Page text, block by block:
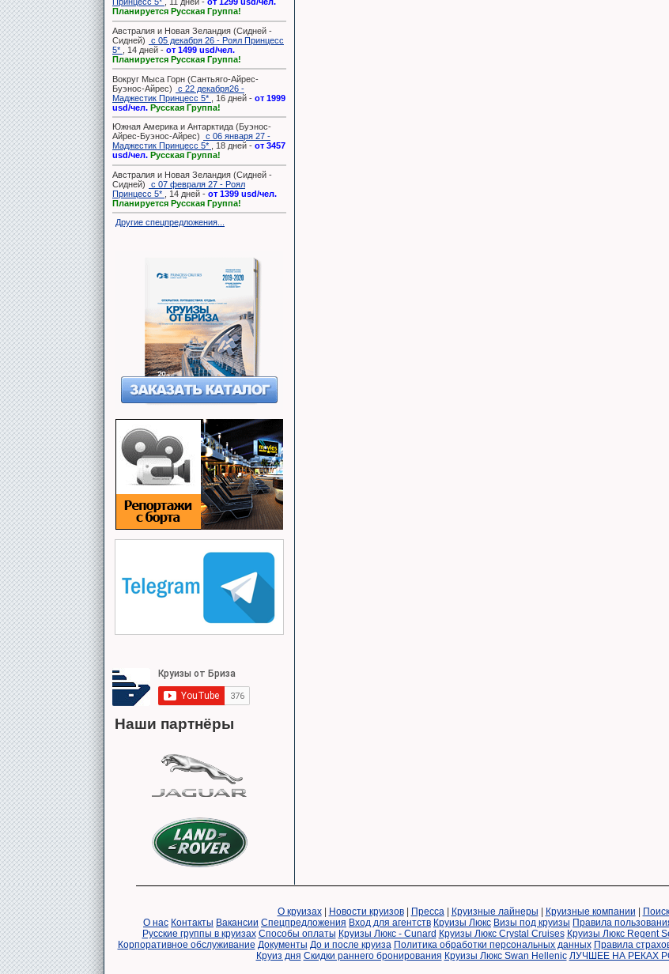
Планируется Русская Группа!
Австралия и Новая Зеландия (Сидней -
Сидней)
с 05 декабря 26 - Роял Принцесс
5*
, 14 дней - от 1499 usd/чел.
Планируется Русская Группа!
Вокруг Мыса Горн (Сантьяго-Айрес-
Буэнос-Айрес)
с 22 декабря26 -
Маджестик Принцесс 5*
, 16 дней - от 1999
usd/чел. Русская Группа!
Южная Америка и Антарктида (Буэнос-
Айрес-Буэнос-Айрес)
с 06 января 27 -
Маджестик Принцесс 5*
, 18 дней - от 3457
usd/чел. Русская Группа!
Австралия и Новая Зеландия (Сидней -
Сидней)
с 07 февраля 27 - Роял
Принцесс 5*
, 14 дней - от 1399 usd/чел.
Планируется Русская Группа!
Другие спецпредложения...
Наши партнёры
О круизах| Новости круизов| Пресса| Круизные лайнеры Круизные компании
О нас Контакты Вакансии Спецпредложения Вход для агентств Круизы Люкс Визы под круизы Правила
Русские группы в круизах Способы оплаты Круизы Люкс - Cunard Круизы Люкс Crystal Cruises Круизы Люкс Regent
Корпоративное обслуживание Документы До и после круиза Политика обработки персональных данных Правила
Круиз дня Скидки раннего бронирования Круизы Люкс Swan Hellenic ЛУЧШЕЕ НА РЕКАХ